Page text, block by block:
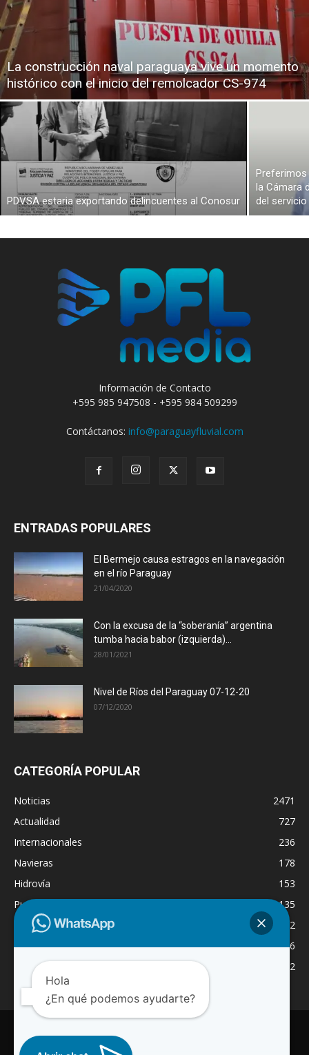
La construcción naval paraguaya vive un momento
histórico con el inicio del remolcador CS-974
PDVSA estaria exportando delincuentes al Conosur
Preferimos
la Cámara
del
Información de Contacto
+595 985 947508 - +595 984 509299
Contáctanos: info@paraguayfluvial.com
ENTRADAS POPULARES
El Bermejo causa estragos en la navegación
en el río Paraguay
21/04/2020
Con la excusa de la “soberanía” argentina
tumba hacia babor (izquierda)...
28/01/2021
Nivel de Ríos del Paraguay 07-12-20
07/12/2020
CATEGORÍA POPULAR
Noticias
2471
Actualidad
727
Internacionales
236
Navieras
178
Hidrovía
153
Puertos
135
Economía
132
Nacionales
126
Dragado
122
LOGISTICA
Hola
¿En qué podemos ayudarte?